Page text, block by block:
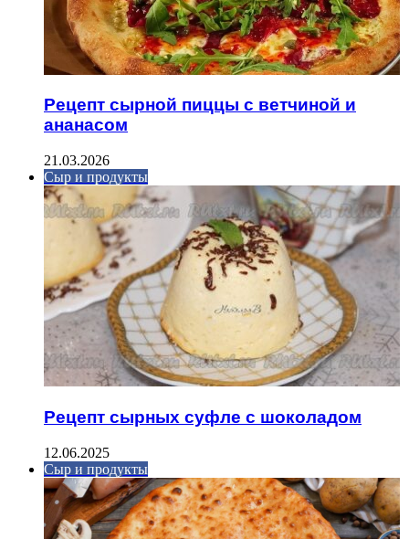
Рецепт сырной пиццы с ветчиной и
ананасом
21.03.2026
Сыр и продукты
Рецепт сырных суфле с шоколадом
12.06.2025
Сыр и продукты